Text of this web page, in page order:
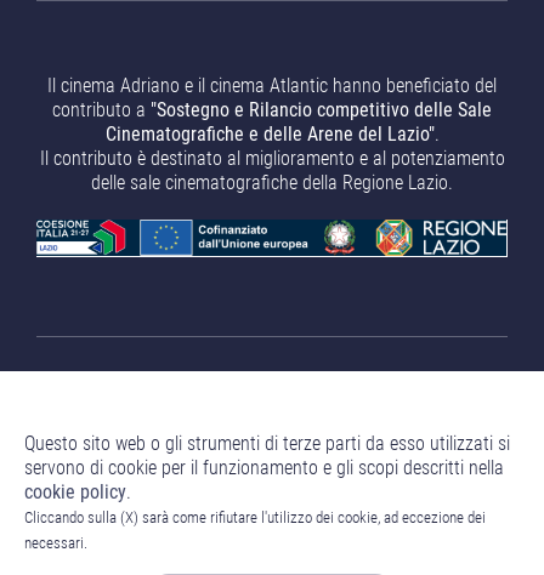
Questo sito web o gli strumenti di terze parti da esso utilizzati si
servono di cookie per il funzionamento e gli scopi descritti nella
cookie policy.
Cliccando sulla (X) sarà come rifiutare l'utilizzo dei cookie, ad eccezione dei
necessari.
Il cinema Adriano e il cinema Atlantic hanno beneficiato del
contributo a "Sostegno e Rilancio competitivo delle Sale
Cinematografiche e delle Arene del Lazio".
Il contributo è destinato al miglioramento e al potenziamento
delle sale cinematografiche della Regione Lazio.
Nuove Vacanze Romane S.r.l.Sede Legale: Corso Venezia 18
- 20121 Milano (MI) P.IVA 13239200960 Numero REA MI -